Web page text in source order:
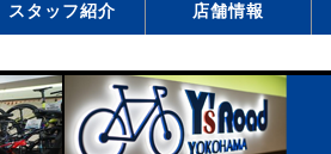
スタッフ紹介 店舗情報